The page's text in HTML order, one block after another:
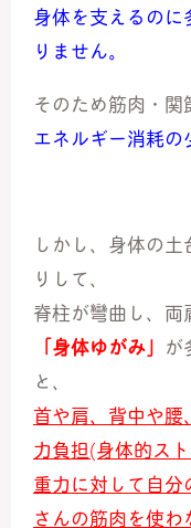
身体を支えるの
りません。
そのため筋肉・関
エネルギー消耗の
しかし、身体の
りして、
脊柱が彎曲し、両
「身体ゆがみ」 が
と、
首や肩、背中や
力負担(身体的ス
重力に対して自分
さんの筋肉を使わ